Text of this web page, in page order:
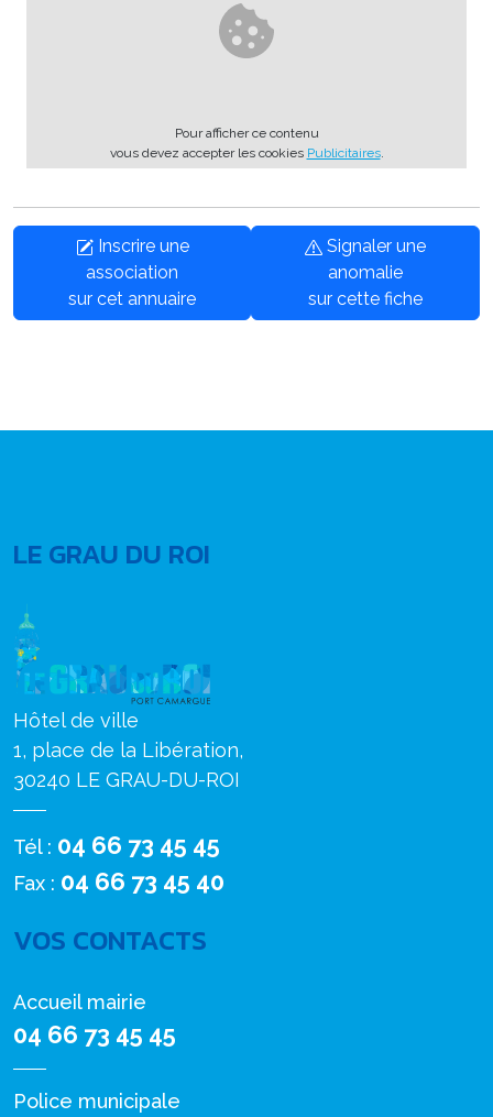
Pour afficher ce contenu
vous devez accepter les cookies Publicitaires.
Inscrire une
association
sur cet annuaire
Signaler une
anomalie
sur cette fiche
LE GRAU DU ROI
Hôtel de ville
1, place de la Libération,
30240 LE GRAU-DU-ROI
Tél : 04 66 73 45 45
Fax : 04 66 73 45 40
VOS CONTACTS
Accueil mairie
04 66 73 45 45
Police municipale